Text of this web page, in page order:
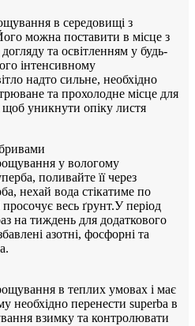
в середовищі з
можна поставити в місце з
та освітленням у будь-
інтенсивному
надто сильне, необхідно
та прохолодне місце для
щоб уникнути опіку листя
у вологому
поливайте її через
нехай вода стікатиме по
весь ґрунт.У період
на тиждень для додаткового
азотні, фосфорні та
в теплих умовах і має
необхідно перенести superba в
взимку та контролювати